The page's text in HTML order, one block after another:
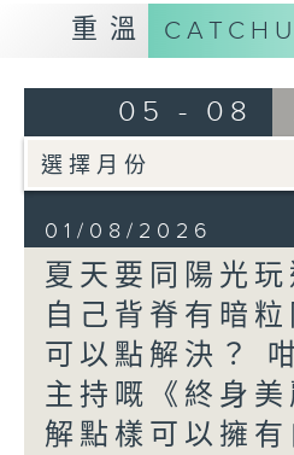
重溫
05 - 08
01/08/2026
夏天要同陽光
自己背脊有暗粒
可以點解決？
主持嘅《終身
解點樣可以擁有